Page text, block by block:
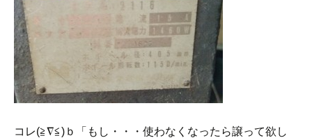
コレ(≧∇≦)ｂ「もし・・・使わなくなったら譲って欲し